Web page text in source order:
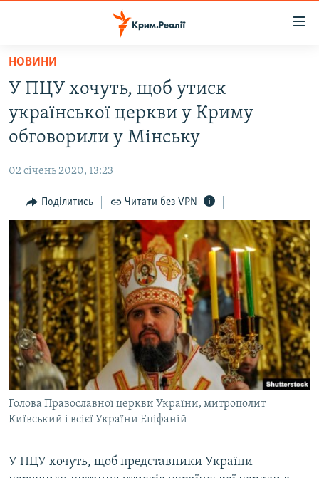
Перейти
основного
матеріалу
Перейти
до
основної
Перейти
до
пошуку
ВОДА.КРИМ
ВІДЕО ТА ФОТО
БЛОГИ
ПОГЛЯД
ІНТЕРВ'Ю
ВСЕ ЗА ДЕНЬ
СПЕЦПРОЕКТИ
ДЕПОРТАЦІЯ
ВІДЕОУРОКИ «ELIFBE»
СВІДЧЕННЯ ОКУПАЦІЇ
УКРАЇНСЬКА ПРОБЛЕМА КРИМУ
ІНФОГРАФІКА
ЯК ОБІЙТИ БЛОКУВАННЯ
Русский
Qırımtatar
ДОЛУЧАЙСЯ!
Усі сайти RFE/RL
НОВИНИ
У ПЦУ хочуть, щоб утиск
української церкви у Криму
обговорили у Мінську
02 січень 2020, 13:23
Поділитись Читати без VPN
Голова Православної церкви України, митрополит
Київський і всієї України Епіфаній
У ПЦУ хочуть, щоб представники України